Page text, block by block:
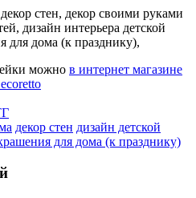
можно в интернет магазине
декор стен дизайн детской
для дома (к празднику)